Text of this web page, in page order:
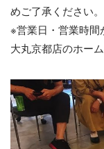
めご了承ください。
※営業日・営業時間
大丸京都店のホー